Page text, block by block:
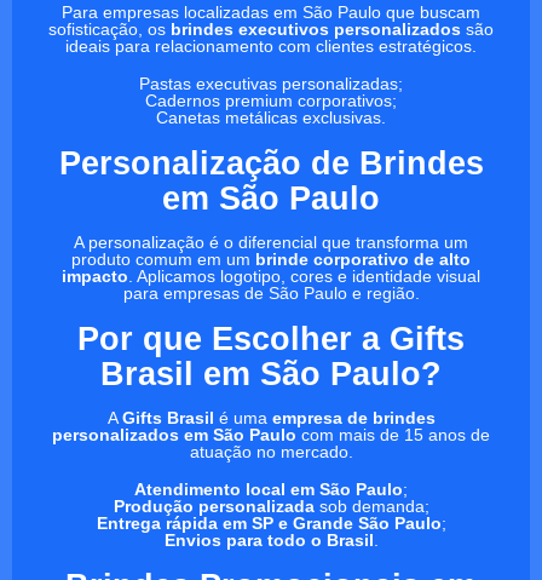
Para empresas localizadas em São Paulo que buscam
sofisticação, os brindes executivos personalizados são
ideais para relacionamento com clientes estratégicos.
Pastas executivas personalizadas;
Cadernos premium corporativos;
Canetas metálicas exclusivas.
Personalização de Brindes
em São Paulo
A personalização é o diferencial que transforma um
produto comum em um brinde corporativo de alto
impacto . Aplicamos logotipo, cores e identidade visual
para empresas de São Paulo e região.
Por que Escolher a Gifts
Brasil em São Paulo?
AGifts Brasil é uma empresa de brindes
personalizados em São Paulo com mais de 15 anos de
atuação no mercado.
Atendimento local em São Paulo;
Produção personalizadasob demanda;
Entrega rápida em SP e Grande São Paulo;
Envios para todo o Brasil